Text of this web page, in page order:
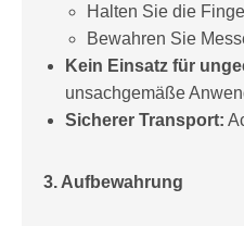
Halten Sie die
Bewahren Sie
Kein Einsatz für
unsachgemäße
Sicherer Transport:
3. Aufbewahrung